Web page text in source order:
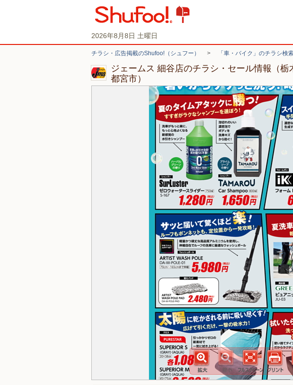
2026年8月8日 土曜日
チラシ・広告掲載のShufoo!（シュフー） > 「車・バイク」のチラシ検
ジェームス 細谷店のチラシ・セール情報（栃
都宮市）